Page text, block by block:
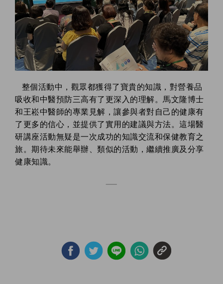
整個活動中，觀眾都獲得了寶貴的知識，對營養品
吸收和中醫預防三高有了更深入的理解。馬文隆博士
和王崧中醫師的專業見解，讓參與者對自己的健康有
了更多的信心，並提供了實用的建議與方法。這場醫
研講座活動無疑是一次成功的知識交流和保健教育之
旅。期待未來能舉辦、類似的活動，繼續推廣及分享
健康知識。
——